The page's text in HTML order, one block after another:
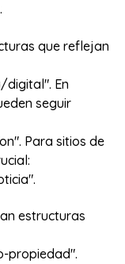
que reflejan
En
seguir
Para sitios de
estructuras
propiedad".